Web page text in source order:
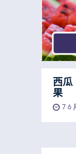
西
果
7 6